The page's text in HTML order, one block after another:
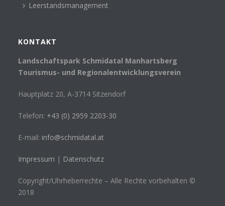
Leerstandsmanagement
KONTAKT
Landschaftspark Schmidatal Manhartsberg
Tourismus- und Regionalentwicklungsverein
Hauptplatz 20, A-3714 Sitzendorf
Telefon: +43 (0) 2959 2203-30
E-mail: info@schmidatal.at
Impressum | Datenschutz
Copyright/Uhrheberrechte – Alle Rechte vorbehalten ©
2018